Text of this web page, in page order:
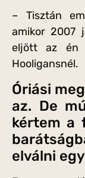
– Tisztán
amikor 2007
eljött az én
Hooligansnél.
Óriási
az. De
kértem a
elválni